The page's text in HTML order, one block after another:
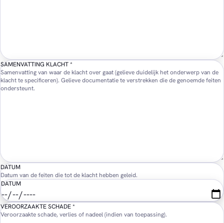
SAMENVATTING KLACHT*
Samenvatting van waar de klacht over gaat (gelieve duidelijk het onderwerp van de
klacht te specificeren). Gelieve documentatie te verstrekken die de genoemde feiten
ondersteunt.
DATUM
Datum van de feiten die tot de klacht hebben geleid.
DATUM
VEROORZAAKTE SCHADE*
Veroorzaakte schade, verlies of nadeel (indien van toepassing).